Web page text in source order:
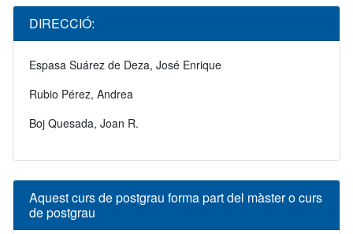
DIRECCIÓ:
Espasa Suárez de Deza, José Enrique
Rubio Pérez, Andrea
Boj Quesada, Joan R.
Aquest curs de postgrau forma part del màster o curs
de postgrau